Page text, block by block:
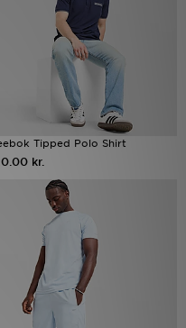
Tipped Polo Shirt
kr.